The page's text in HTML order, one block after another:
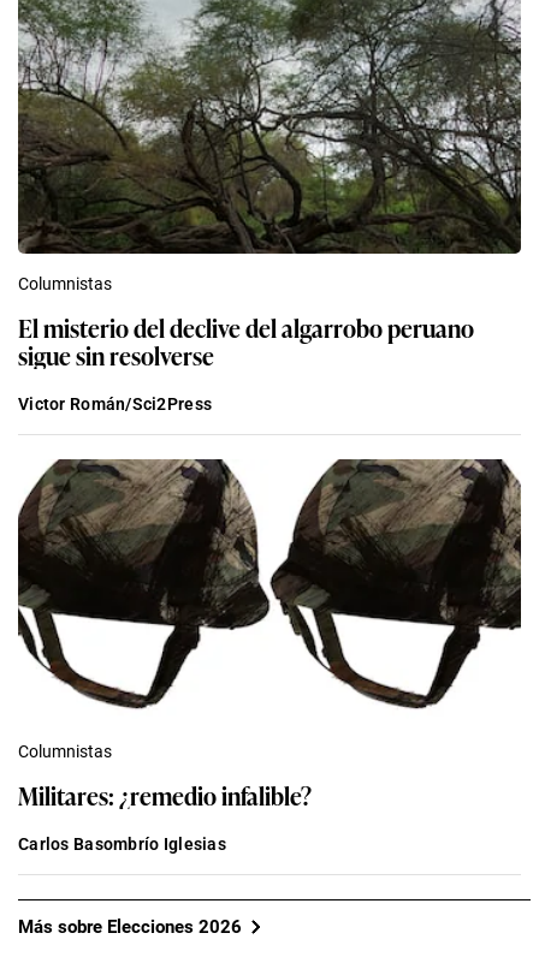
Columnistas
El misterio del declive del algarrobo peruano
sigue sin resolverse
Victor Román/Sci2Press
Columnistas
Militares: ¿remedio infalible?
Carlos Basombrío Iglesias
Más sobre Elecciones 2026